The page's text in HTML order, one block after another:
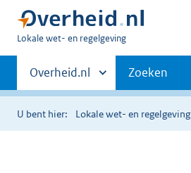
U
hier:
Lokale wet- en regelgeving
Primaire
navigatie
Andere
sites
binnen
Overheid.nl Zoeken
U bent hier: Lokale wet- en regelgeving